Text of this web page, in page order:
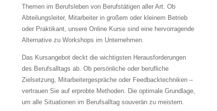
Themen im Berufsleben von Berufstätigen aller Art. Ob
Abteilungsleiter, Mitarbeiter in großem oder kleinem Betrieb
oder Praktikant, unsere Online Kurse sind eine hervorragende
Alternative zu Workshops im Unternehmen.
Das Kursangebot deckt die wichtigsten Herausforderungen
des Berufsalltags ab. Ob persönliche oder berufliche
Zielsetzung, Mitarbeitergespräche oder Feedbacktechniken –
vertrauen Sie auf erprobte Methoden. Die optimale Grundlage,
um alle Situationen im Berufsalltag souverän zu meistern.